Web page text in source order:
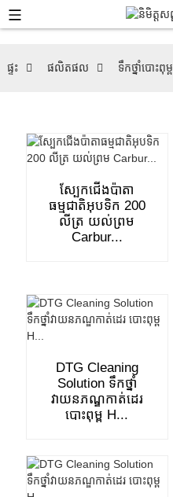
ផ្ទះ ផលិតផល ទឹកថ្នាំបោះពុម្ព
ស្បែកជើងប៉ាតា
ធម្មជាតិអុបទិក 200
លីត្រ យល់ព្រម
Carbur...
DTG Cleaning
Solution ទឹកថ្នាំ
វាយនភណ្ឌកាត់ដេរ
បោះពុម្ព H...